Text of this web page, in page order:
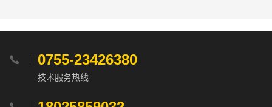
 0755-23426380
技术服务热线